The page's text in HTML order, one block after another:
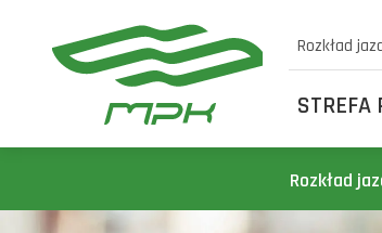
Rozkład
STREFA
Rozkład